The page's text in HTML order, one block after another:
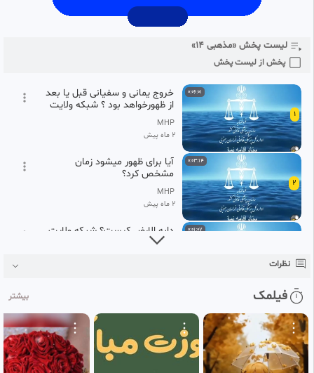
لیست پخش «مذهبی ۱۴»
پخش از لیست پخش
1
0:06:01
خروج یمانی و سفیانی قبل یا بعد
از ظهورخواهد بود ؟ شبکه ولایت
MHP
2 ماه پیش
2
0:03:14
آیا برای ظهور میشود زمان
مشخص کرد؟
MHP
2 ماه پیش
0:01:07 دابه الارض کیست؟ شبکه ولایت
4
ظهور زنده اند یا رجعت میکنند؟
2 ماه پیش
آیا حضرت موقع ظهور خانه کعبه را
نظرات
فیلمک بیشتر